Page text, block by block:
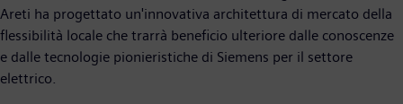
Areti ha progettato un'innovativa architettura di mercato della
flessibilità locale che trarrà beneficio ulteriore dalle conoscenze
e dalle tecnologie pionieristiche di Siemens per il settore
elettrico.